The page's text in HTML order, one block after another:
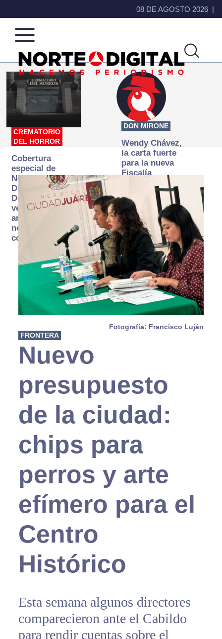
08 DE AGOSTO 2026
Norte
de
Ciudad
Más
que
noticias,
hacemos periodismo
CREMATORIO
DEL HORROR
Cobertura
especial de
Norte
Digital:
Donde la
verdad
arde… pero
no se
consume
DON MIRONE
Wendy Chávez,
la carta fuerte
para la nueva
Fiscalía
Fotografía: Francisco Luján
FRONTERA
Nuevo
presupuesto
de la ciudad:
chips para
perros y arte
efímero para el
Centro
Histórico
Esta semana algunos directores
comparecieron ante el Cabildo
para rendir cuentas sobre el